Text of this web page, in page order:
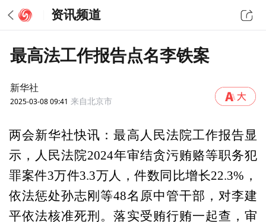
资讯频道
最高法工作报告点名李铁案
新华社
2025-03-08 09:41 来自北京市
两会新华社快讯：最高人民法院工作报告显
示，人民法院2024年审结贪污贿赂等职务犯
罪案件3万件3.3万人，件数同比增长22.3%，
依法惩处孙志刚等48名原中管干部，对李建
平依法核准死刑。落实受贿行贿一起查，审